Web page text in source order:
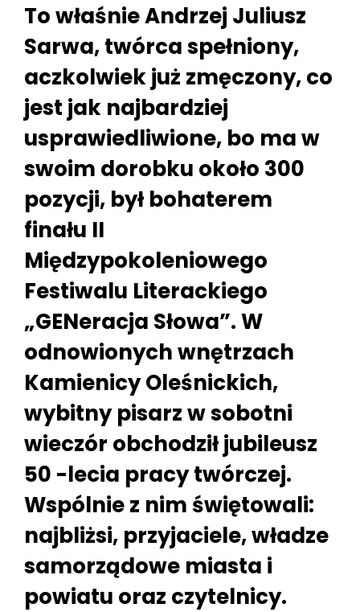
To właśnie Andrzej Juliusz
Sarwa, twórca spełniony,
aczkolwiek już zmęczony, co
jest jak najbardziej
usprawiedliwione, bo ma w
swoim dorobku około 300
pozycji, był bohaterem
finału II
Międzypokoleniowego
Festiwalu Literackiego
„GENeracja Słowa”. W
odnowionych wnętrzach
Kamienicy Oleśnickich,
wybitny pisarz w sobotni
wieczór obchodził jubileusz
50 -lecia pracy twórczej.
Wspólnie z nim świętowali:
najbliżsi, przyjaciele, władze
samorządowe miasta i
powiatu oraz czytelnicy.